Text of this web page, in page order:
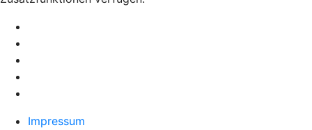
Impressum